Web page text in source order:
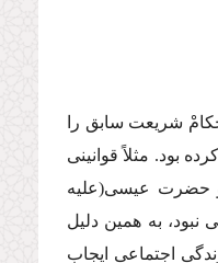
شریعت سابق را
بود. مثلاً قوانینى
حضرت عیسى(علیه
به همین دلیل
اجتماعى ایجاب